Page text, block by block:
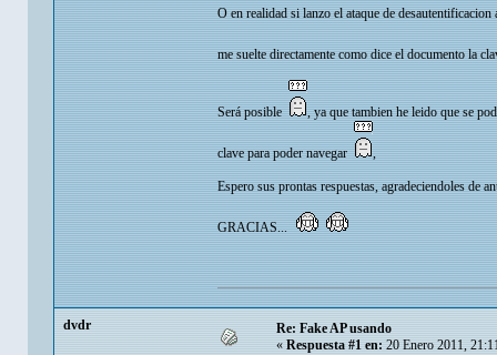
O en realidad si lanzo el ataque de
me suelte directamente como dice el documento la
Será posible , ya que tambien he leido que se
clave para poder navegar ,
Espero sus prontas respuestas, agradeciendoles de
GRACIAS...
dvdr
Re: Fake AP usando
« Respuesta #1 en: 20 Enero 2011,